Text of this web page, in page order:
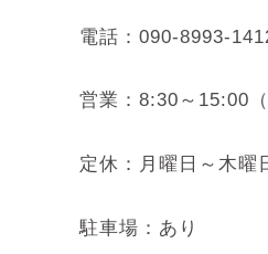
電話：090-8993-
営業：8:30～15:00
定休：月曜日～木曜
駐車場：あり